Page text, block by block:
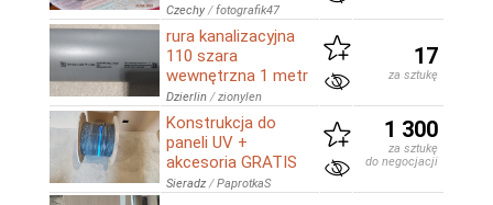
Czechy /fotografik47
rura kanalizacyjna
110 szara
wewnętrzna 1 metr
Dzierlin /zionylen
17
za sztukę
Konstrukcja do
paneli UV +
akcesoria GRATIS
Sieradz /PaprotkaS
1 300
za sztukę
do negocjacji